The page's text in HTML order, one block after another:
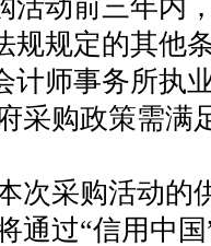
活动前三年内
规规定的其他
计师事务所执
采购政策需
次采购活动的
通过“信用中